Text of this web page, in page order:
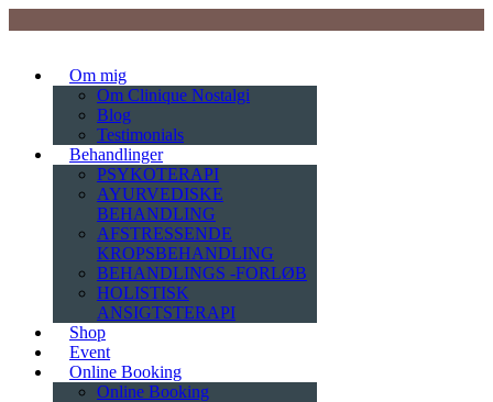
Om mig
Om Clinique Nostalgi
Blog
Testimonials
Behandlinger
PSYKOTERAPI
AYURVEDISKE
BEHANDLING
AFSTRESSENDE
KROPSBEHANDLING
BEHANDLINGS -FORLØB
HOLISTISK
ANSIGTSTERAPI
Shop
Event
Online Booking
Online Booking